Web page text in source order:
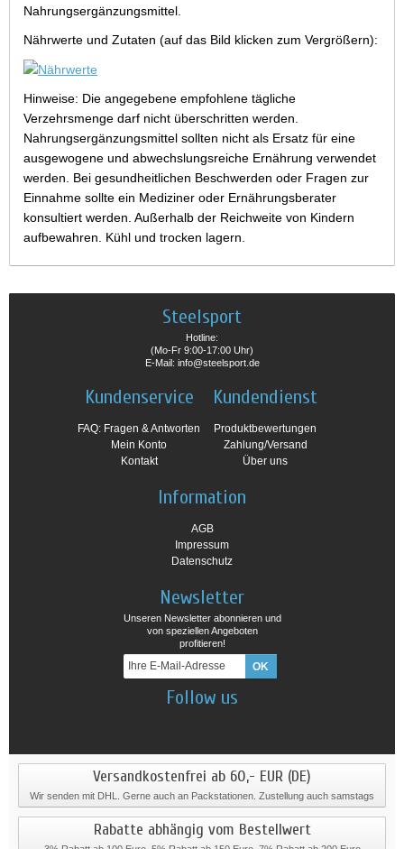
Nahrungsergänzungsmittel.
Nährwerte und Zutaten (auf das Bild klicken zum Vergrößern):
Hinweise: Die angegebene empfohlene tägliche
Verzehrsmenge darf nicht überschritten werden.
Nahrungsergänzungsmittel sollten nicht als Ersatz für eine
ausgewogene und abwechslungsreiche Ernährung verwendet
werden. Bei gesundheitlichen Beschwerden oder Fragen zur
Einnahme sollte ein Mediziner oder Ernährungsberater
konsultiert werden. Außerhalb der Reichweite von Kindern
aufbewahren. Kühl und trocken lagern.
Steelsport
Hotline:
(Mo-Fr 9:00-17:00 Uhr)
E-Mail: info@steelsport.de
Kundenservice
FAQ: Fragen & Antworten
Mein Konto
Kontakt
Kundendienst
Produktbewertungen
Zahlung/Versand
Über uns
Information
AGB
Impressum
Datenschutz
Newsletter
Unseren Newsletter abonnieren und
von speziellen Angeboten
profitieren!
Follow us
Versandkostenfrei ab 60,- EUR (DE)
Wir senden mit DHL. Gerne auch an Packstationen. Zustellung auch samstags
Rabatte abhängig vom Bestellwert